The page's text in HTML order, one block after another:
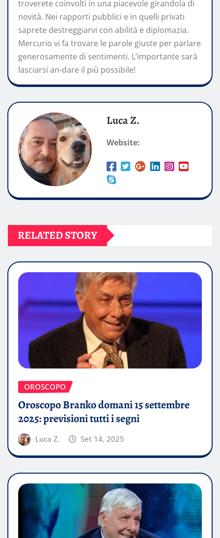
troverete coinvolti in una piacevole girandola di
novità. Nei rapporti pubblici e in quelli privati
saprete destreggiarvi con abilità e diplomazia.
Mercurio vi fa trovare le parole giuste per parlare
generosamente di sentimenti. L’importante sarà
lasciarsi an-dare il più possibile!
Luca Z.
Website:
RELATED STORY
OROSCOPO
Oroscopo Branko domani 15 settembre
2025: previsioni tutti i segni
Luca Z. Set 14, 2025